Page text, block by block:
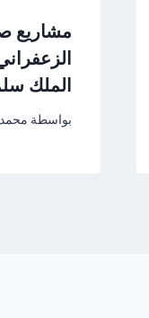
مشاريع
الملك
بواسطة محمد